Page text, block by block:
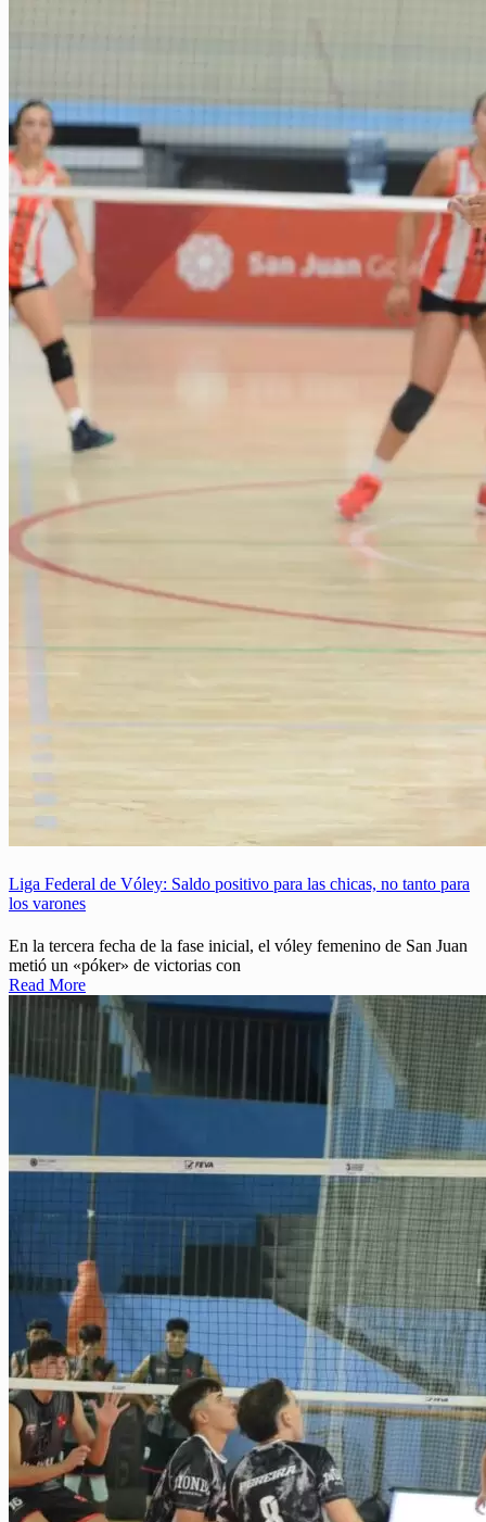
Liga Federal de Vóley: Saldo positivo para las chicas, no tanto para
los varones
En la tercera fecha de la fase inicial, el vóley femenino de San Juan
metió un «póker» de victorias con
Read More